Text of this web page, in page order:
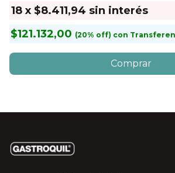
18 x $8.411,94 sin interés
$121.132,00
con